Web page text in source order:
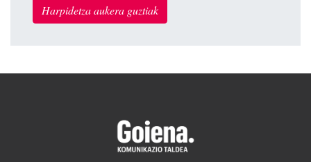
Harpidetza aukera guztiak